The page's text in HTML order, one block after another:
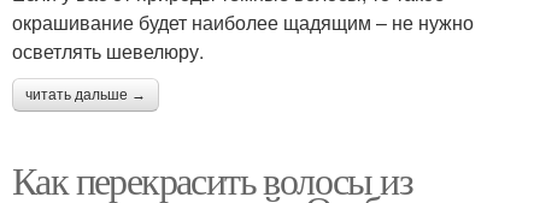
окрашивание будет наиболее щадящим – не нужно
осветлять шевелюру.
читать дальше →
Как перекрасить волосы из